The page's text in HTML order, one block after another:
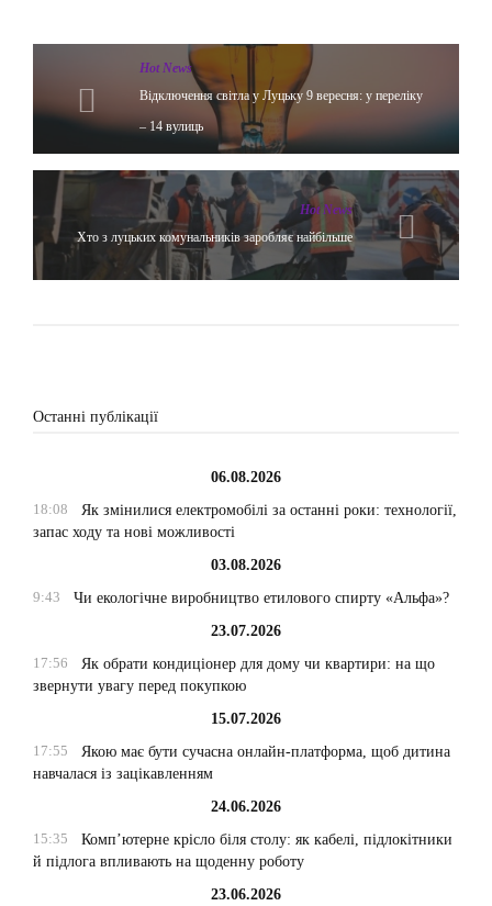
Hot News
Відключення світла у Луцьку 9 вересня: у переліку
– 14 вулиць
Hot News
Хто з луцьких комунальників заробляє найбільше
Останні публікації
06.08.2026
18:08
Як змінилися електромобілі за останні роки: технології,
запас ходу та нові можливості
03.08.2026
9:43
Чи екологічне виробництво етилового спирту «Альфа»?
23.07.2026
17:56
Як обрати кондиціонер для дому чи квартири: на що
звернути увагу перед покупкою
15.07.2026
17:55
Якою має бути сучасна онлайн-платформа, щоб дитина
навчалася із зацікавленням
24.06.2026
15:35
Комп’ютерне крісло біля столу: як кабелі, підлокітники
й підлога впливають на щоденну роботу
23.06.2026